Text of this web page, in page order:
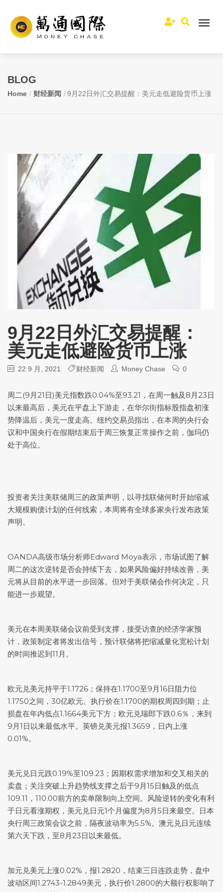
BLOG
Home 财经新闻 9月22日外汇交易提醒：美元走低避险货币上涨
9月22日外汇交易提醒：
美元走低避险货币上涨
22 9 月, 2021 财经新闻 Money Chase 0
周二(9月21日)美元指数跌0.04%至93.21，在周一触及8月23日
以来最高后，美元在平盘上下游走，在华尔街指标股指盘初涨
势降温后，美元一度走高。纽约交易员指出，在本周的央行会
议和中国央行在假期结束后于周三恢复正常操作之前，伽玛仍
处于高位。
投资者关注美联储周三的政策声明，以寻找联储何时开始缩减
大规模购债计划的任何线索，本周将有全球多家央行发布政策
声明。
OANDA高级市场分析师Edward Moya表示，市场试图了解
周二的这次逆转是否会持续下去，如果风险偏好持续改善，美
元将从目前的水平进一步回落。但对于美联储会作何决定，只
能进一步观望。
美元在本周美联储会议前受到支撑，接受访查的经济学家预
计，政策制定者将发出信号，预计联储将把缩减量化宽松计划
的时间推迟到11月。
欧元兑美元持平于1.1726；保持在1.1700至9月16日阻力位
1.1750之间，30亿欧元、执行价在1.1700的期权周四到期；止
损盘在年内低点1.1664美元下方；欧元兑瑞郎下跌0.6％，来到
9月1日以来最低水平。 英镑兑美元报1.3659，日内上涨
0.01%。
美元兑日元跌0.19%至109.23；因期权需求增加和交叉相关的
卖盘；关注突破上升趋势线支撑之后于9月15日触及的低点
109.11，110.00前方的卖单限制向上空间。风险逆转的变化有利
于日元看涨期权， 美元兑日元1个月偏度为8月5日来最空。日本
央行周三政策会议之前，隔夜波动率为5.5%。澳元兑日元连续
第六天下跌，至8月23日以来最低。
加元兑美元上涨0.02%，报1.2820，结束三日连跌走势，盘中
波动区间1.2743-1.2849美元，执行价1.2800的大额行权影响了